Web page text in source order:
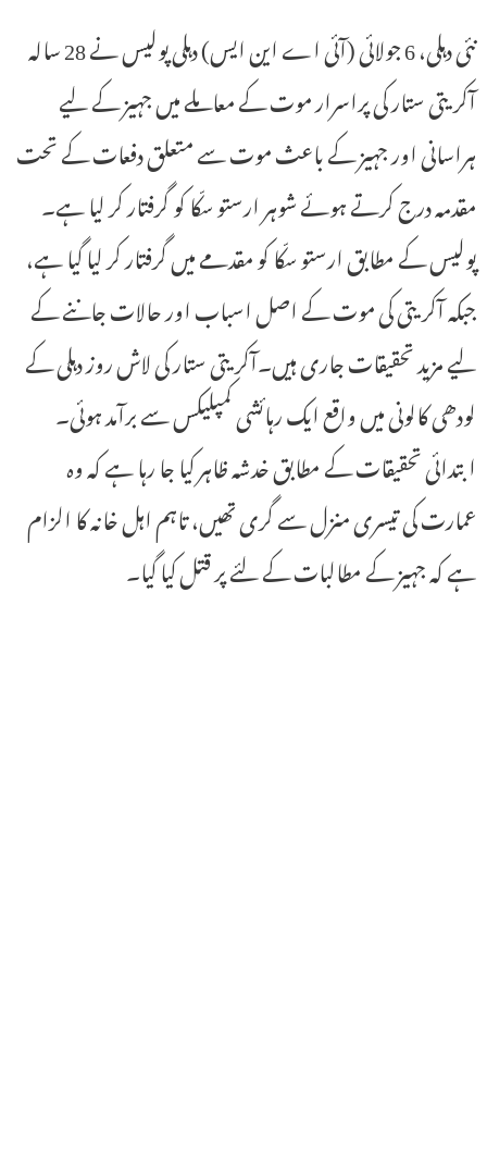
نئی دہلی، 6 جولائی (آئی اے این ایس) دہلی پولیس نے 28 سالہ
آکریتی ستار کی پراسرار موت کے معاملے میں جہیز کے لیے
ہراسانی اور جہیز کے باعث موت سے متعلق دفعات کے تحت
مقدمہ درج کرتے ہوئے شوہر ارستو سکّا کو گرفتار کر لیا ہے۔
پولیس کے مطابق ارستو سکّا کو مقدمے میں گرفتار کر لیا گیا ہے،
جبکہ آکریتی کی موت کے اصل اسباب اور حالات جاننے کے
لیے مزید تحقیقات جاری ہیں۔آکریتی ستار کی لاش روز دہلی کے
لودھی کالونی میں واقع ایک رہائشی کمپلیکس سے برآمد ہوئی۔
ابتدائی تحقیقات کے مطابق خدشہ ظاہر کیا جا رہا ہے کہ وہ
عمارت کی تیسری منزل سے گری تھیں، تاہم اہل خانہ کا الزام
ہے کہ جہیز کے مطالبات کے لئے پر قتل کیا گیا۔